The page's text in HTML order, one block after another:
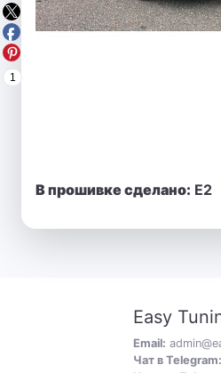
В прошивке сделано: Е2
1
Easy
Email:
Чат в Telegram: